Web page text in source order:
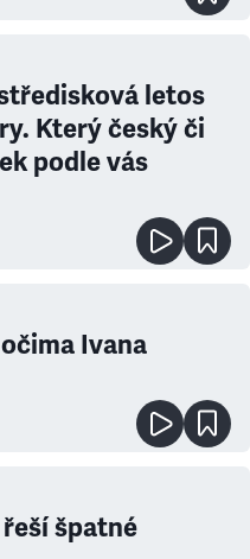
letos
Který český či
podle vás
Ivana
špatné